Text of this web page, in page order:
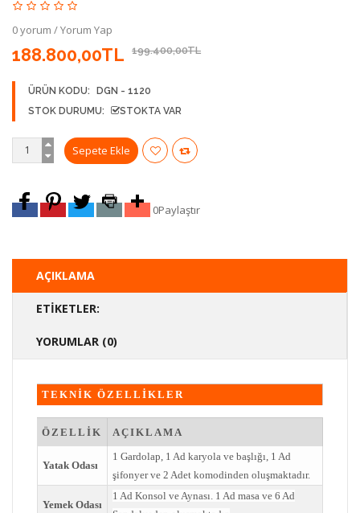
0 yorum /Yorum Yap
188.800,00TL 199.400,00TL
ÜRÜN KODU:
DGN - 1120
STOK DURUMU:
STOKTA VAR
0Paylaştır
AÇIKLAMA
ETIKETLER:
YORUMLAR (0)
TEKNİK ÖZELLİKLER
ÖZELLİK AÇIKLAMA
Yatak Odası
1 Gardolap, 1 Ad karyola ve başlığı, 1 Ad
şifonyer ve 2 Adet komodinden oluşmaktadır.
Yemek Odası
1 Ad Konsol ve Aynası. 1 Ad masa ve 6 Ad